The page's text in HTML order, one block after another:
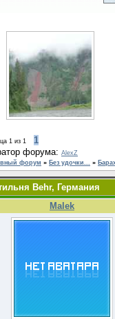
1 из 1
1
форума: AlexZ
форум » Без удочки... »
Behr, Германия
Malek